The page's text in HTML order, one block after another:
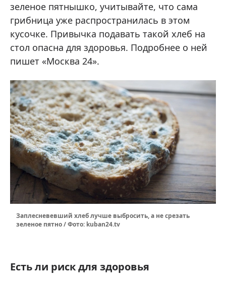
зеленое пятнышко, учитывайте, что сама
грибница уже распространилась в этом
кусочке. Привычка подавать такой хлеб на
стол опасна для здоровья. Подробнее о ней
пишет «Москва 24».
Заплесневевший хлеб лучше выбросить, а не срезать
зеленое пятно / Фото: kuban24.tv
Есть ли риск для здоровья